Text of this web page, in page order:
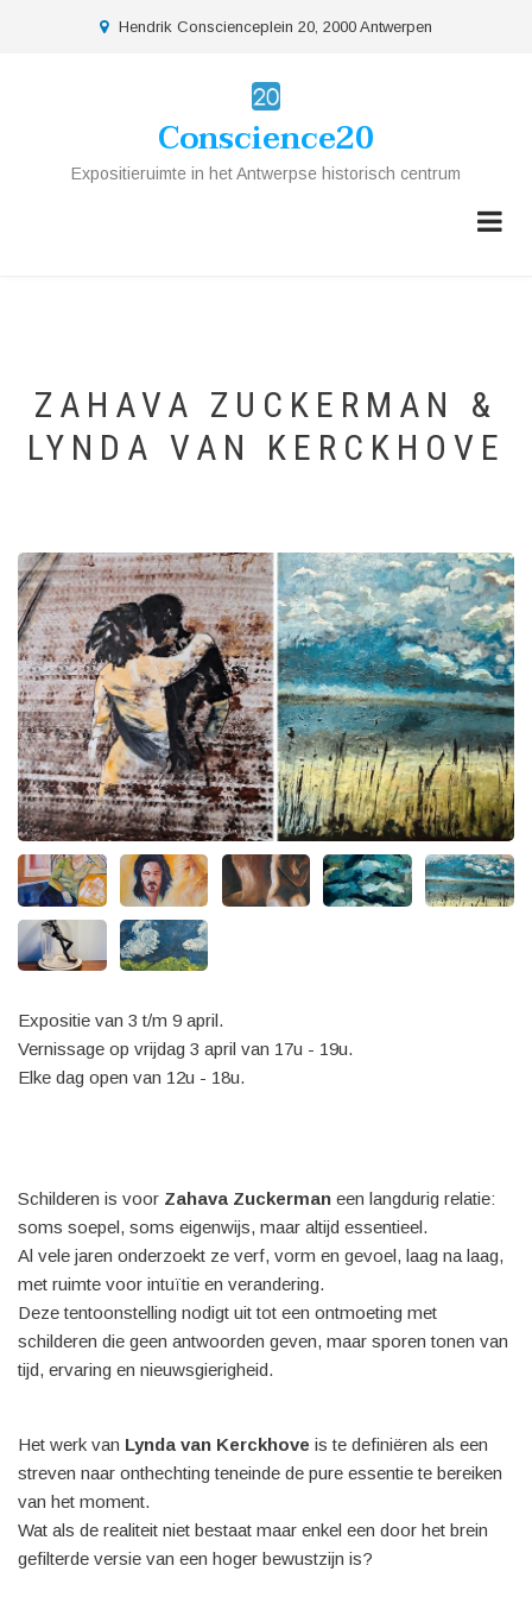
location
Hendrik Conscienceplein 20, 2000 Antwerpen
Conscience20
Expositieruimte in het Antwerpse historisch centrum
ZAHAVA ZUCKERMAN &
LYNDA VAN KERCKHOVE
Expositie van 3 t/m 9 april.
Vernissage op vrijdag 3 april van 17u - 19u.
Elke dag open van 12u - 18u.
Schilderen is voor Zahava Zuckerman een langdurig relatie:
soms soepel, soms eigenwijs, maar altijd essentieel.
Al vele jaren onderzoekt ze verf, vorm en gevoel, laag na laag,
met ruimte voor intuïtie en verandering.
Deze tentoonstelling nodigt uit tot een ontmoeting met
schilderen die geen antwoorden geven, maar sporen tonen van
tijd, ervaring en nieuwsgierigheid.
Het werk van Lynda van Kerckhove is te definiëren als een
streven naar onthechting teneinde de pure essentie te bereiken
van het moment.
Wat als de realiteit niet bestaat maar enkel een door het brein
gefilterde versie van een hoger bewustzijn is?